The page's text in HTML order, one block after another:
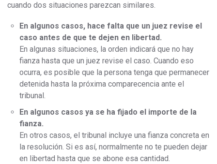
cuando dos situaciones parezcan similares.
En algunos casos, hace falta que un juez revise el
caso antes de que te dejen en libertad.
En algunas situaciones, la orden indicará que no hay
fianza hasta que un juez revise el caso. Cuando eso
ocurra, es posible que la persona tenga que permanecer
detenida hasta la próxima comparecencia ante el
tribunal.
En algunos casos ya se ha fijado el importe de la
fianza.
En otros casos, el tribunal incluye una fianza concreta en
la resolución. Si es así, normalmente no te pueden dejar
en libertad hasta que se abone esa cantidad.